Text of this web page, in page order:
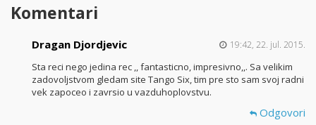
Komentari
Dragan Djordjevic 19:42, 22. jul. 2015.
Sta reci nego jedina rec ,, fantasticno, impresivno,,. Sa velikim
zadovoljstvom gledam site Tango Six, tim pre sto sam svoj radni
vek zapoceo i zavrsio u vazduhoplovstvu.
Odgovori